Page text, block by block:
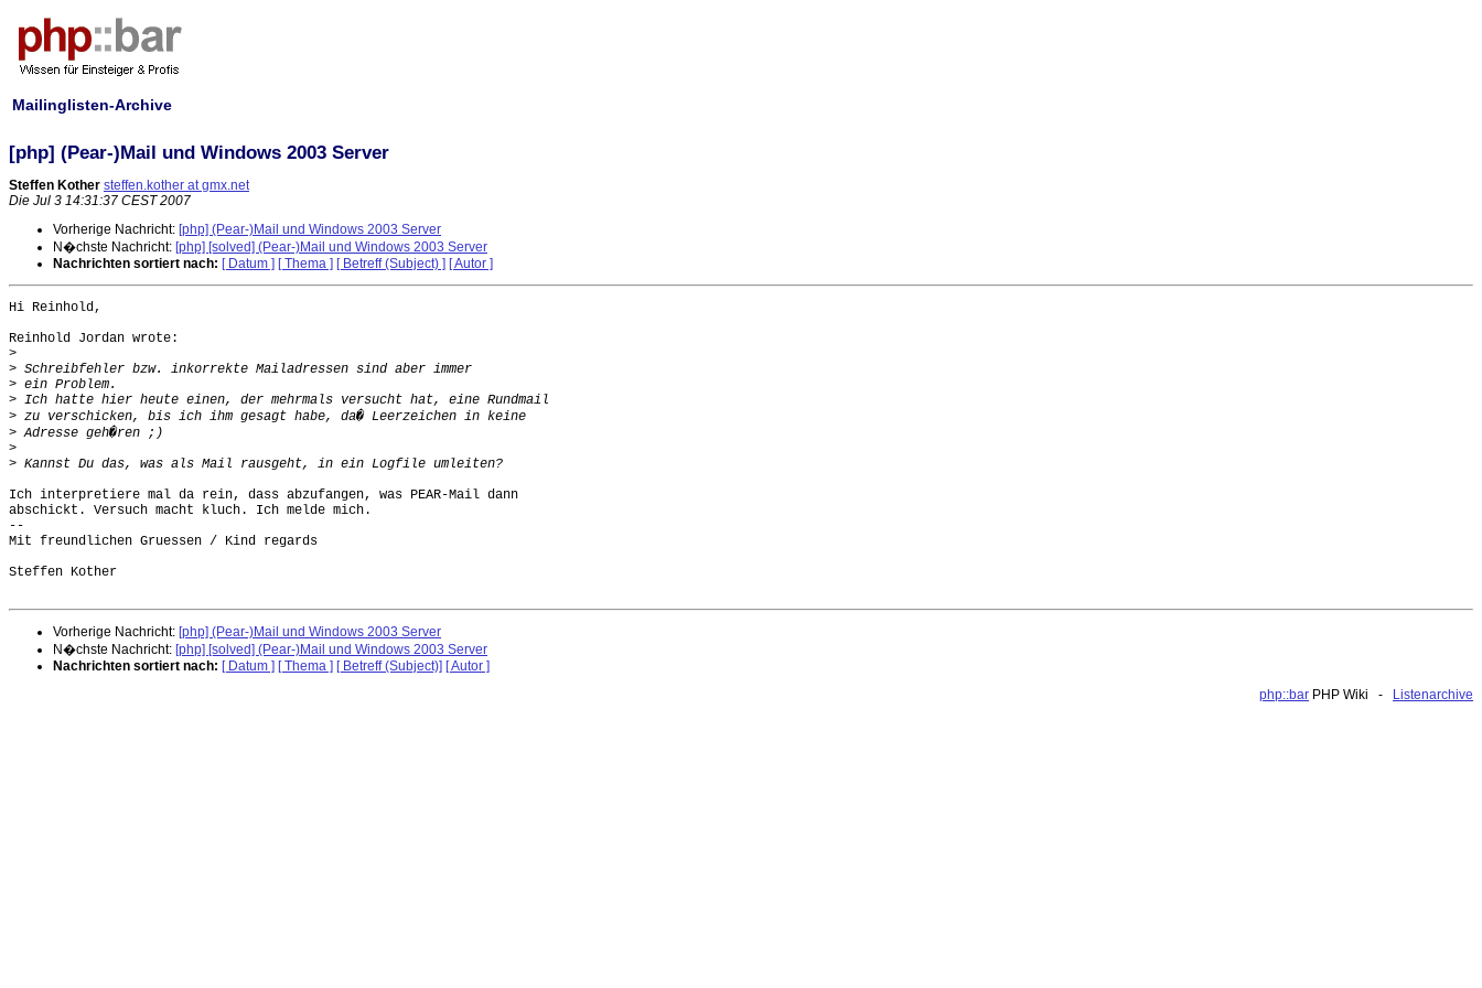
Mailinglisten-Archive
[php] (Pear-)Mail und Windows 2003 Server
Steffen Kother steffen.kother at gmx.net
Die Jul 3 14:31:37 CEST 2007
Vorherige Nachricht: [php] (Pear-)Mail und Windows 2003 Server
N�chste Nachricht: [php] [solved] (Pear-)Mail und Windows 2003 Server
Nachrichten sortiert nach: [ Datum ] [ Thema ] [ Betreff (Subject) ] [ Autor ]
Hi Reinhold,
Reinhold Jordan wrote:
>
>
>
>
>
>
>
>
Ich interpretiere mal da rein, dass abzufangen, was PEAR-Mail dann
abschickt. Versuch macht kluch. Ich melde mich.
--
Mit freundlichen Gruessen / Kind regards
Steffen Kother
Vorherige Nachricht: [php] (Pear-)Mail und Windows 2003 Server
N�chste Nachricht: [php] [solved] (Pear-)Mail und Windows 2003 Server
Nachrichten sortiert nach: [ Datum ] [ Thema ] [ Betreff (Subject)] [ Autor ]
php::bar PHP Wiki - Listenarchive